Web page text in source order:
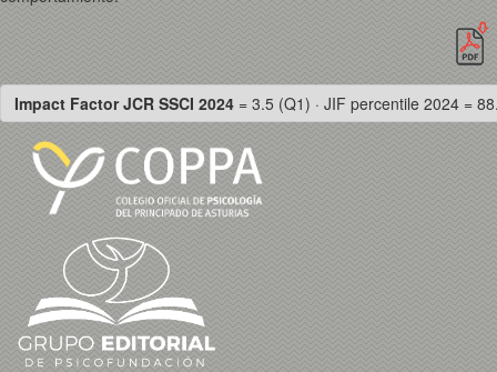
Impact Factor JCR SSCI 2024 = 3.5 (Q1) · JIF percentile 2024 =